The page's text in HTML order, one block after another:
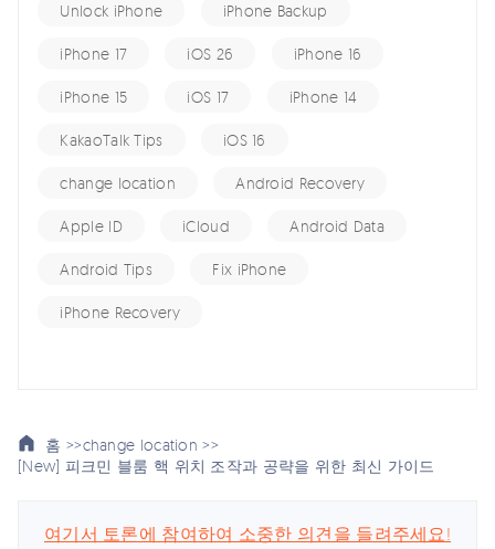
Unlock iPhone iPhone Backup
iPhone 17 iOS 26 iPhone 16
iPhone 15 iOS 17 iPhone 14
KakaoTalk Tips iOS 16
change location Android Recovery
Apple ID iCloud Android Data
Android Tips Fix iPhone
iPhone Recovery
홈 >>change location >>
[New] 피크민 블룸 핵 위치 조작과 공략을 위한 최신 가이드
여기서 토론에 참여하여 소중한 의견을 들려주세요!